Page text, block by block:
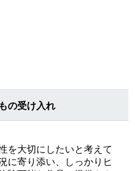
の受け入れ
を大切にしたいと考えて
に寄り添い、しっかりヒ